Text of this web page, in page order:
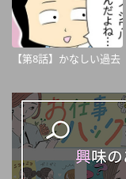
【第8話】かなしい過去